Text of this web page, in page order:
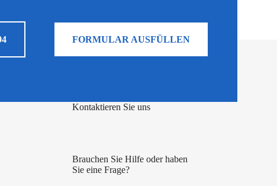
FORMULAR AUSFÜLLEN
Kontaktieren Sie uns
Brauchen Sie Hilfe oder haben
Sie eine Frage?